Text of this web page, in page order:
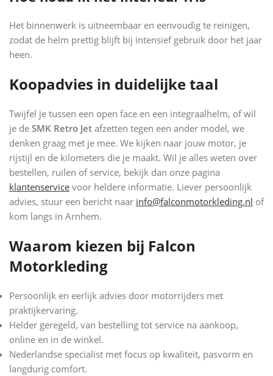
Het binnenwerk is uitneembaar en eenvoudig te reinigen,
zodat de helm prettig blijft bij intensief gebruik door het jaar
heen.
Koopadvies in duidelijke taal
Twijfel je tussen een open face en een integraalhelm, of wil
je de SMK Retro Jet afzetten tegen een ander model, we
denken graag met je mee. We kijken naar jouw motor, je
rijstijl en de kilometers die je maakt. Wil je alles weten over
bestellen, ruilen of service, bekijk dan onze pagina
klantenservice voor heldere informatie. Liever persoonlijk
advies, stuur een bericht naar info@falconmotorkleding.nl of
kom langs in Arnhem.
Waarom kiezen bij Falcon
Motorkleding
Persoonlijk en eerlijk advies door motorrijders met
praktijkervaring.
Helder geregeld, van bestelling tot service na aankoop,
online en in de winkel.
Nederlandse specialist met focus op kwaliteit, pasvorm en
langdurig comfort.